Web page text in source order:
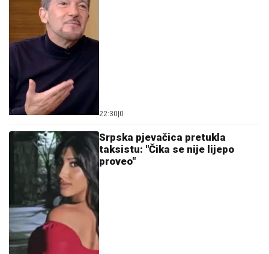
22:30 0
Srpska pjevačica pretukla
taksistu: "Čika se nije lijepo
proveo"